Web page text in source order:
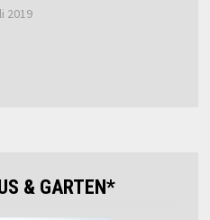
2019
& GARTEN*